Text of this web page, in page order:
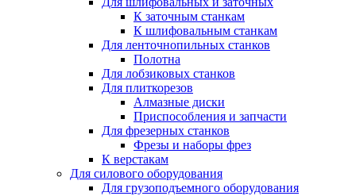
К заточным станкам
К шлифовальным станкам
Для ленточнопильных станков
Полотна
Для лобзиковых станков
Для плиткорезов
Алмазные диски
Приспособления и запчасти
Для фрезерных станков
Фрезы и наборы фрез
К верстакам
Для силового оборудования
Для грузоподъемного оборудования